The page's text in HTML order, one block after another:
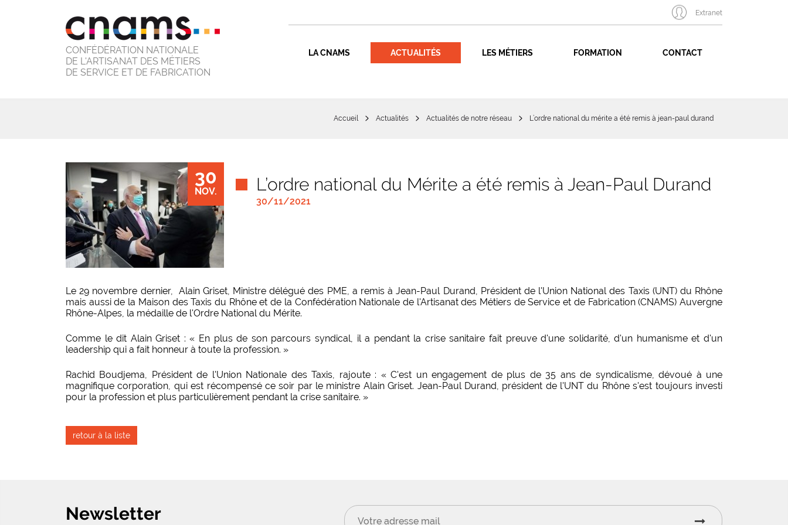
CONFÉDÉRATION NATIONALE
DE L'ARTISANAT DES MÉTIERS
DE SERVICE ET DE FABRICATION
Extranet
LA CNAMS ACTUALITÉS LES MÉTIERS FORMATION CONTACT
Accueil Actualités Actualités de notre réseau L’ordre national du mérite a été remis à jean-paul durand
30
NOV. L’ordre national du Mérite a été remis à Jean-Paul Durand
30/11/2021
Le 29 novembre dernier, Alain Griset, Ministre délégué des PME, a remis à Jean-Paul Durand, Président de l'Union National des Taxis (UNT) du Rhône
mais aussi de la Maison des Taxis du Rhône et de la Confédération Nationale de l'Artisanat des Métiers de Service et de Fabrication (CNAMS) Auvergne
Rhône-Alpes, la médaille de l'Ordre National du Mérite.
Comme le dit Alain Griset : « En plus de son parcours syndical, il a pendant la crise sanitaire fait preuve d'une solidarité, d'un humanisme et d'un
leadership qui a fait honneur à toute la profession. »
Rachid Boudjema, Président de l'Union Nationale des Taxis, rajoute : « C'est un engagement de plus de 35 ans de syndicalisme, dévoué à une
magnifique corporation, qui est récompensé ce soir par le ministre Alain Griset. Jean-Paul Durand, président de l'UNT du Rhône s'est toujours investi
pour la profession et plus particulièrement pendant la crise sanitaire. »
retour à la liste
Newsletter